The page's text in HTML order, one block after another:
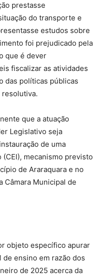
prestasse
do transporte e
estudos sobre
foi prejudicado pela
que é dever
fiscalizar as atividades
das políticas públicas
que a atuação
Legislativo seja
de uma
mecanismo previsto
de Araraquara e no
Câmara Municipal de
objeto específico apurar
ensino em razão dos
de 2025 acerca da